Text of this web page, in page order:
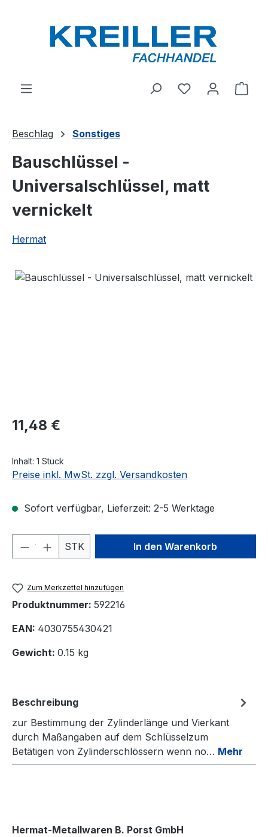
Du hast 0
Beschlag Sonstiges
Bauschlüssel -
Universalschlüssel, matt
vernickelt
Hermat
Bildergalerie überspringen
Regulärer Preis:
11,48 €
Inhalt: 1 Stück
Preise inkl. MwSt. zzgl. Versandkosten
Sofort verfügbar, Lieferzeit: 2-5 Werktage
Produkt Anzahl: Gib den
STK In den Warenkorb
Zum Merkzettel hinzufügen
Produktnummer: 592216
EAN: 4030755430421
Gewicht: 0.15 kg
Beschreibung
zur Bestimmung der Zylinderlänge und Vierkant
durch Maßangaben auf dem Schlüsselzum
Betätigen von Zylinderschlössern wenn no… Mehr
Hermat-Metallwaren B. Porst GmbH